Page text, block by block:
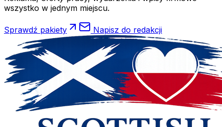
wszystko w jednym miejscu.
Sprawdź pakiety Napisz do redakcji